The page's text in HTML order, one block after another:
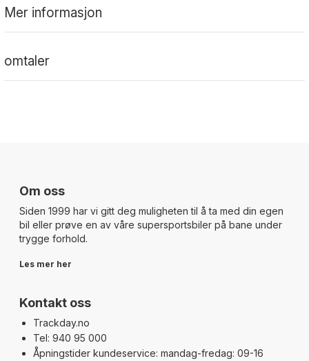
Mer informasjon
omtaler
Om oss
Siden 1999 har vi gitt deg muligheten til å ta med din egen
bil eller prøve en av våre supersportsbiler på bane under
trygge forhold.
Les mer her
Kontakt oss
Trackday.no
Tel: 940 95 000
Åpningstider kundeservice: mandag-fredag: 09-16